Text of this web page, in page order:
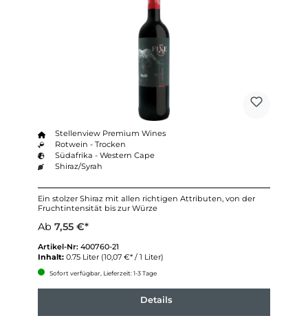
Stellenview Premium Wines
Rotwein - Trocken
Südafrika - Western Cape
Shiraz/Syrah
Ein stolzer Shiraz mit allen richtigen Attributen, von der
Fruchtintensität bis zur Würze
Ab 7,55 €*
Artikel-Nr: 400760-21
Inhalt: 0.75 Liter (10,07 €* / 1 Liter)
Sofort verfügbar, Lieferzeit: 1-3 Tage
Details